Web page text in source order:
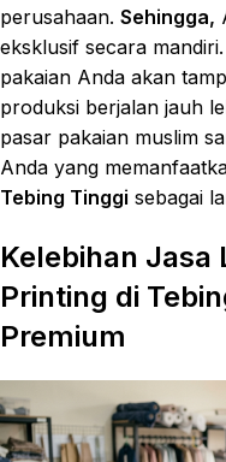
perusahaan. Sehingga,
eksklusif secara mandiri.
pakaian Anda akan
produksi berjalan jauh
pasar pakaian muslim
Anda yang
Tebing Tinggi sebagai
Kelebihan Jasa
Printing di
Premium